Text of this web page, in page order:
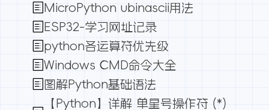
MicroPython ubinascii用法
ESP32-学习网址记录
python各运算符优先级
Windows CMD命令大全
图解Python基础语法
【Python】详解 单星号操作符 (*)